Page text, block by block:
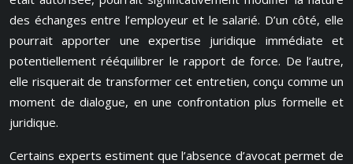
des échanges entre l’employeur et le salarié. D’un côté, elle
pourrait apporter une expertise juridique immédiate et
potentiellement rééquilibrer le rapport de force. De l’autre,
elle risquerait de transformer cet entretien, conçu comme un
moment de dialogue, en une confrontation plus formelle et
juridique.
Certains experts estiment que l’absence d’avocat permet de